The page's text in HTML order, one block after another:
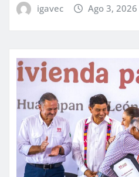
igavec Ago 3, 2026